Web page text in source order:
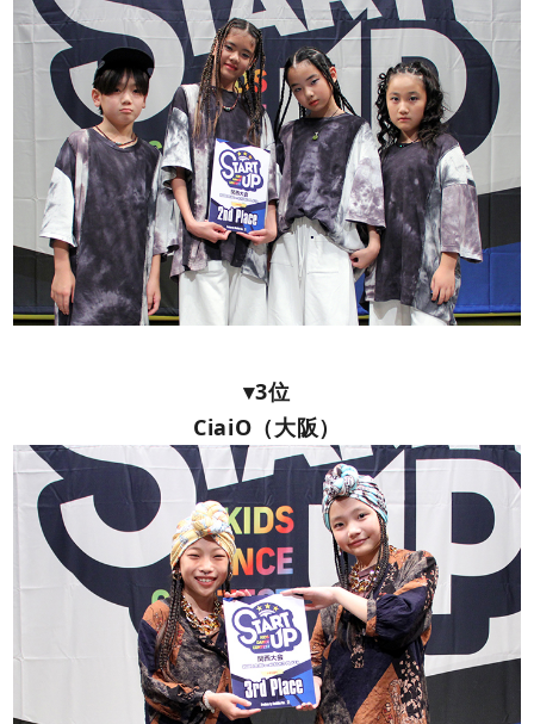
▾3位
CiaiO（大阪）